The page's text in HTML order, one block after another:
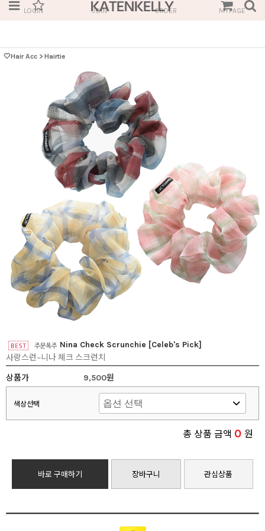
LOGIN JOIN ORDER MYPAGE
🤍Hair Acc > Hairtie
Nina Check Scrunchie [Celeb's Pick]
사랑스런~니나 체크 스크런치
상품가
9,500원
색상선택
총 상품 금액 0 원
바로 구매하기 장바구니 관심상품